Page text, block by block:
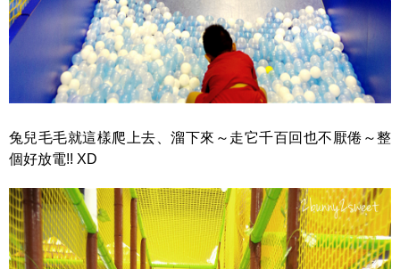
兔兒毛毛就這樣爬上去、溜下來～走它千百回也不厭倦～整
個好放電!! XD